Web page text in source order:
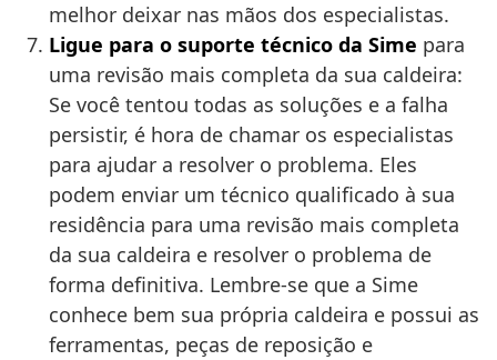
melhor deixar nas mãos dos especialistas.
Ligue para o suporte técnico da Sime para
uma revisão mais completa da sua caldeira:
Se você tentou todas as soluções e a falha
persistir, é hora de chamar os especialistas
para ajudar a resolver o problema. Eles
podem enviar um técnico qualificado à sua
residência para uma revisão mais completa
da sua caldeira e resolver o problema de
forma definitiva. Lembre-se que a Sime
conhece bem sua própria caldeira e possui as
ferramentas, peças de reposição e